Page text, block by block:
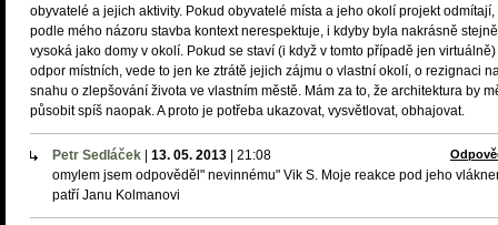
obyvatelé a jejich aktivity. Pokud obyvatelé místa a jeho okolí projekt odmítají,
podle mého názoru stavba kontext nerespektuje, i kdyby byla nakrásně stejně
vysoká jako domy v okolí. Pokud se staví (i když v tomto případě jen
odpor místních, vede to jen ke ztrátě jejich zájmu o vlastní okolí, o rezignaci
snahu o zlepšování života ve vlastním městě. Mám za to, že architektura by
působit spíš naopak. A proto je potřeba ukazovat, vysvětlovat, obhajovat.
Petr Sedláček 13. 05. 2013 21:08
omylem jsem odpověděl" nevinnému" Vik S. Moje reakce pod jeho
patří Janu Kolmanovi